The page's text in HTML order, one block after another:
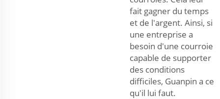
fait gagner du temps
et de l'argent. Ainsi, si
une entreprise a
besoin d'une courroie
capable de supporter
des conditions
difficiles, Guanpin a ce
qu'il lui faut.